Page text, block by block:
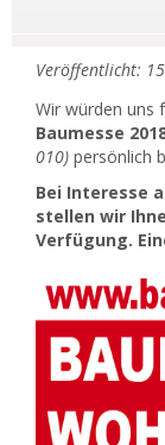
Veröffentlicht:
Wir würden uns
Baumesse
010) persönlich
Bei Interesse
stellen wir
Verfügung.